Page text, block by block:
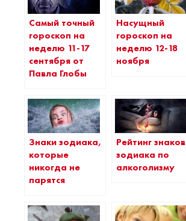
Самый точный
гороскоп на
неделю 11-17
сентября от
Павла Глобы
Насущный
гороскоп на
неделю 12-18
ноября
Знаки зодиака,
которые
никогда не
парятся
Рейтинг знаков
зодиака по
алкоголизму